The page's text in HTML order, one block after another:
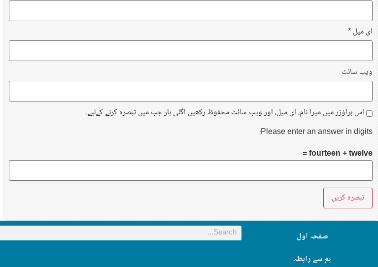
ای میل*
ویب‌ سائٹ
اس براؤزر میں میرا نام، ای میل، اور ویب سائٹ محفوظ رکھیں اگلی بار جب میں تبصرہ کرنے کےلیے۔
Please enter an answer in digits:
fourteen + twelve =
صفحہ اول
ہم سے رابطہ